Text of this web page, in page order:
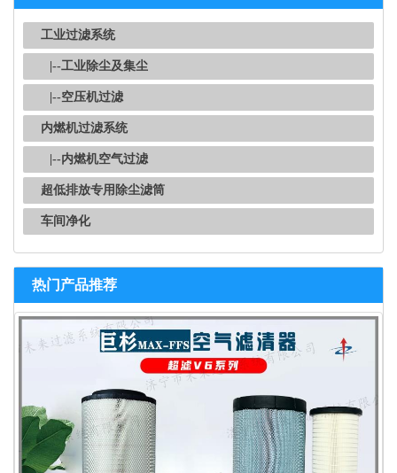
工业过滤系统
|--工业除尘及集尘
|--空压机过滤
内燃机过滤系统
|--内燃机空气过滤
超低排放专用除尘滤筒
车间净化
热门产品推荐